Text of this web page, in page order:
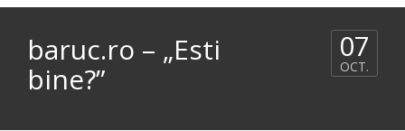
baruc.ro – „Esti
bine?”
07
OCT.